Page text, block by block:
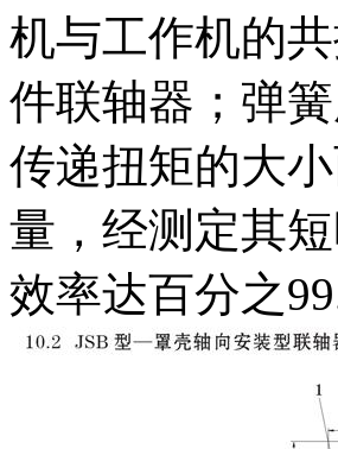
机与工作机的
件联轴器；弹
传递扭矩的大
量，经测定其
效率达百分之